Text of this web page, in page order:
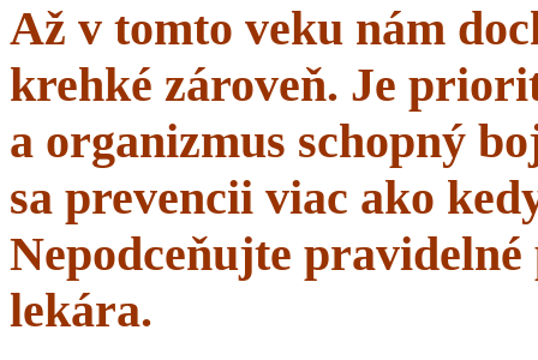
Až v tomto veku nám
krehké zároveň. Je
a organizmus schopný
sa prevencii viac ako
Nepodceňujte
lekára.